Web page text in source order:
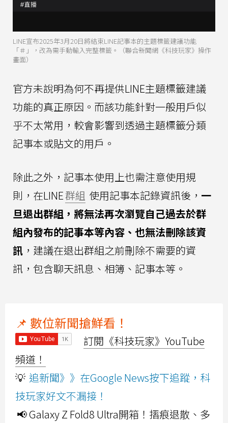
LINE宣布2025年3月20日將結束LINE記事本的主題標籤建議功能
「＃」，改為需手動輸入完整標籤。（聯合新聞網《科技玩家》操作
畫面）
官方未說明為何不再提供LINE主題標籤建議
功能的真正原因。而該功能針對一般用戶似
乎不太常用，較會影響到透過主題標籤分類
記事本或貼文的用戶。
除此之外，記事本使用上也需注意使用規
則，在LINE群組 使用記事本記錄資訊後， 一
旦退出群組，將無法再次瀏覽自己過去於群
組內發布的記事本等內容、也無法刪除該資
訊 ，建議在退出群組之前刪除不需要的資
訊，包含聊天訊息、相簿、記事本等。
📌 數位新聞搶鮮看！
訂閱《科技玩家》YouTube
頻道！
💡 追新聞》》在Google News按下追蹤，科
技玩家好文不漏接！
📢 Galaxy Z Fold8 Ultra開箱！摺痕退散、多